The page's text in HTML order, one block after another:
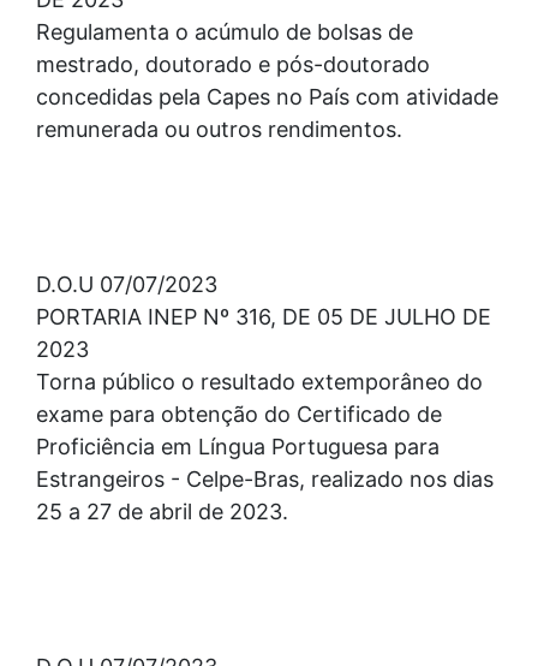
Regulamenta o acúmulo de bolsas de
mestrado, doutorado e pós-doutorado
concedidas pela Capes no País com atividade
remunerada ou outros rendimentos.
D.O.U 07/07/2023
PORTARIA INEP Nº 316, DE 05 DE JULHO DE
2023
Torna público o resultado extemporâneo do
exame para obtenção do Certificado de
Proficiência em Língua Portuguesa para
Estrangeiros - Celpe-Bras, realizado nos dias
25 a 27 de abril de 2023.